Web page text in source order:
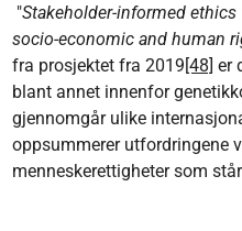
"Stakeholder-informed
socio-economic and human
fra prosjektet fra 2019[48] er
blant annet innenfor
gjennomgår ulike
oppsummerer utfordringene
menneskerettigheter som